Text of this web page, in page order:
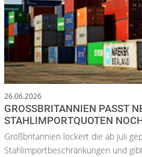
26.06.2026
GROSSBRITANNIEN PASST
TAHLIMPORTQUOTEN
Großbritannien lockert die ab Juli
Stahlimportbeschränkungen und